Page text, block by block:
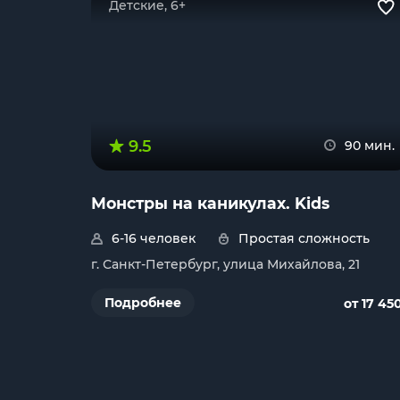
Детские, 6+
9.5 90 мин.
Монстры на каникулах. Kids
6-16 человек
Простая сложность
г. Санкт-Петербург, улица Михайлова, 21
Подробнее от 17